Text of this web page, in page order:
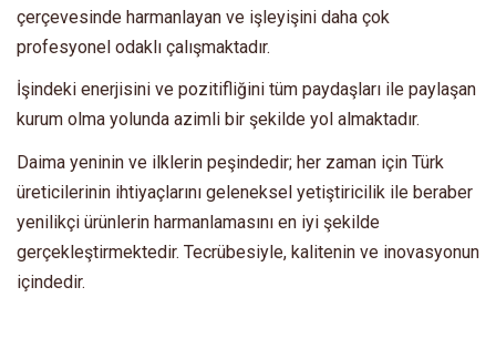
çerçevesinde harmanlayan ve işleyişini daha çok
profesyonel odaklı çalışmaktadır.
İşindeki enerjisini ve pozitifliğini tüm paydaşları ile paylaşan
kurum olma yolunda azimli bir şekilde yol almaktadır.
Daima yeninin ve ilklerin peşindedir; her zaman için Türk
üreticilerinin ihtiyaçlarını geleneksel yetiştiricilik ile beraber
yenilikçi ürünlerin harmanlamasını en iyi şekilde
gerçekleştirmektedir. Tecrübesiyle, kalitenin ve inovasyonun
içindedir.